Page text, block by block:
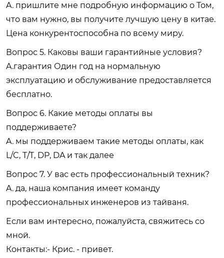
A. пришлите мне подробную информацию о Том,
что вам нужно, вы получите лучшую цену в китае.
Цена конкурентоспособна по всему миру.
Вопрос 5. Каковы ваши гарантийные условия?
A.гарантия Один год на нормальную
эксплуатацию и обслуживание предоставляется
бесплатно.
Вопрос 6. Какие методы оплаты вы
поддерживаете?
A. мы поддерживаем такие методы оплаты, как
L/C, T/T, DP, DA и так далее
Вопрос 7. У вас есть профессиональный техник?
A. да, наша компания имеет команду
профессиональных инженеров из тайваня.
Если вам интересно, пожалуйста, свяжитесь со
мной.
Контакты:- Крис. - привет.